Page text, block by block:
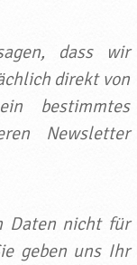
dass wir
direkt von
bestimmtes
Newsletter
Daten nicht für
geben uns Ihr